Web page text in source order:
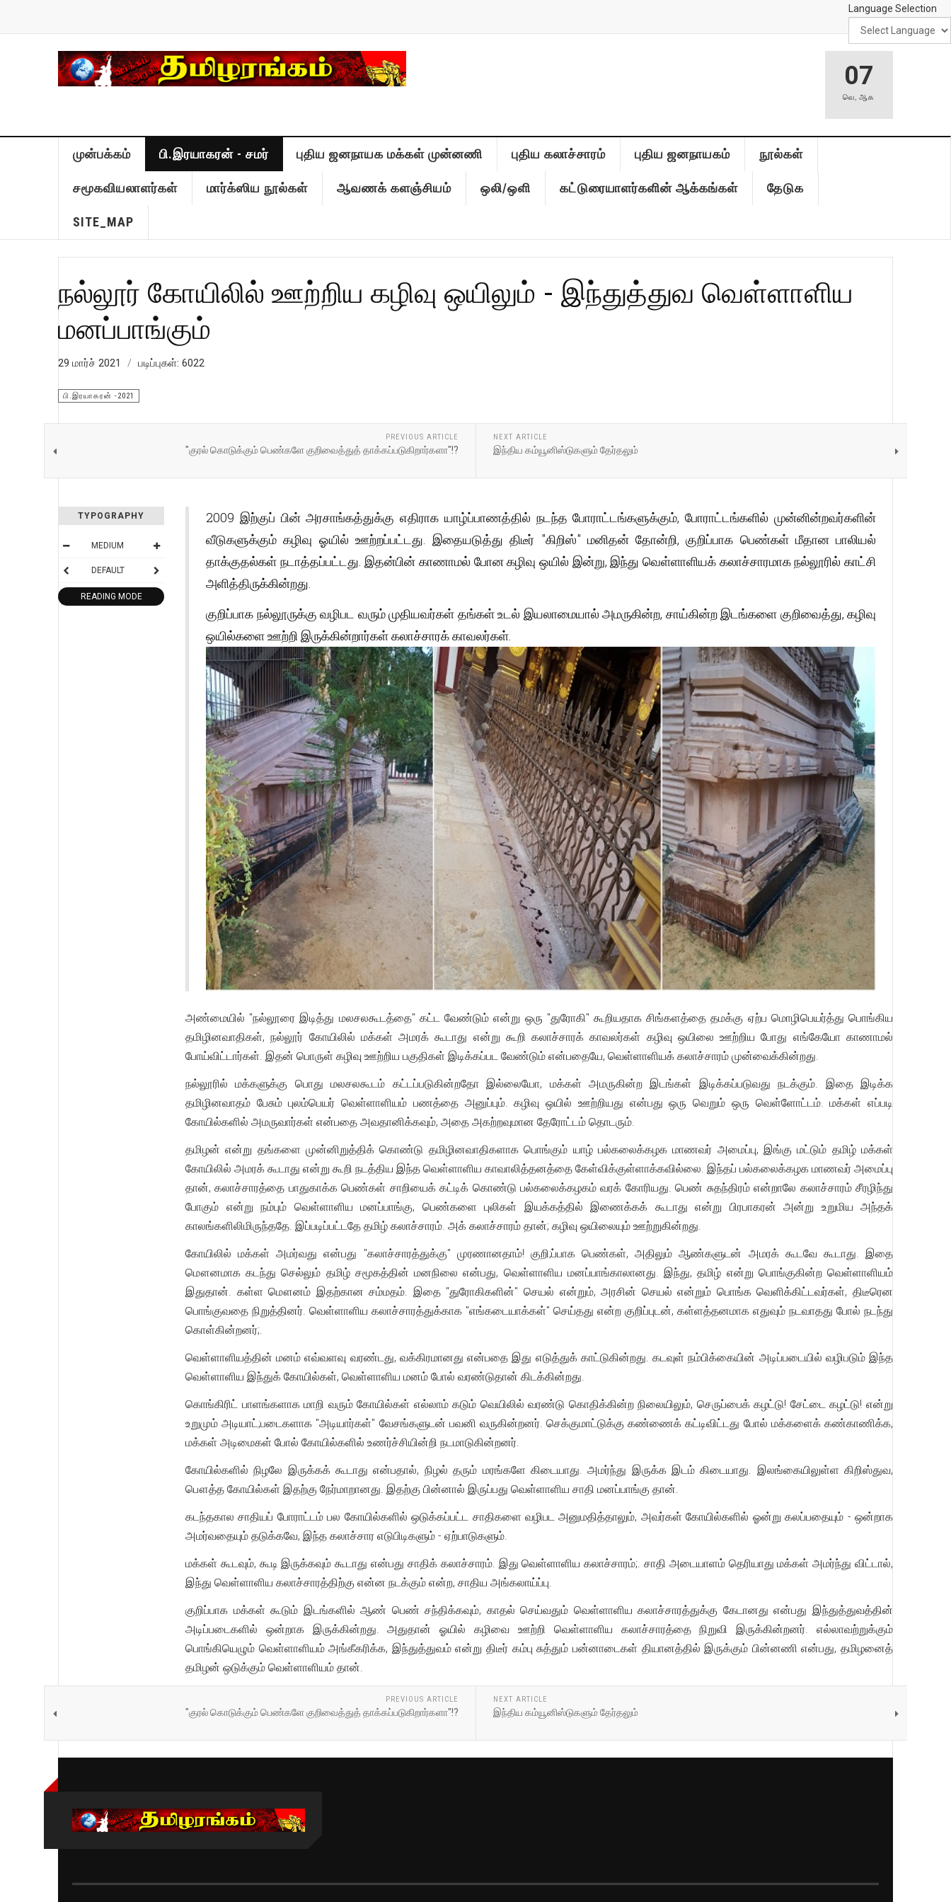
Language Selection
07
வெ,ஆக
முன்பக்கம் பி.இரயாகரன் - சமர் புதிய ஜனநாயக மக்கள் முன்னணி புதிய கலாச்சாரம் புதிய ஜனநாயகம் நூல்கள்
சமூகவியலாளர்கள் மார்க்ஸிய நூல்கள் ஆவணக் களஞ்சியம் ஒலி/ஒளி கட்டுரையாளர்களின் ஆக்கங்கள் தேடுக
SITE_MAP
நல்லூர் கோயிலில் ஊற்றிய கழிவு ஒயிலும் - இந்துத்துவ வெள்ளாளிய
மனப்பாங்கும்
29 மார்ச் 2021 படிப்புகள்: 6022
பி.இரயாகரன் -2021
PREVIOUS ARTICLE
"குரல் கொடுக்கும் பெண்களே குறிவைத்துத் தாக்கப்படுகிறார்களா"!?
NEXT ARTICLE
இந்திய கம்யூனிஸ்டுகளும் தேர்தலும்
TYPOGRAPHY
MEDIUM
DEFAULT
READING MODE
2009 இற்குப் பின் அரசாங்கத்துக்கு எதிராக யாழ்ப்பாணத்தில் நடந்த போராட்டங்களுக்கும், போராட்டங்களில் முன்னின்றவர்களின்
வீடுகளுக்கும் கழிவு ஓயில் ஊற்றப்பட்டது. இதையடுத்து திடீர் "கிறிஸ்" மனிதன் தோன்றி, குறிப்பாக பெண்கள் மீதான பாலியல்
தாக்குதல்கள் நடாத்தப்பட்டது. இதன்பின் காணாமல் போன கழிவு ஒயில் இன்று, இந்து வெள்ளாளியக் கலாச்சாரமாக நல்லூரில் காட்சி
அளித்திருக்கின்றது.
குறிப்பாக நல்லூருக்கு வழிபட வரும் முதியவர்கள் தங்கள் உடல் இயலாமையால் அமருகின்ற, சாய்கின்ற இடங்களை குறிவைத்து, கழிவு
ஒயில்களை ஊற்றி இருக்கின்றார்கள் கலாச்சாரக் காவலர்கள்.
அண்மையில் "நல்லூரை இடித்து மலசலகூடத்தை" கட்ட வேண்டும் என்று ஒரு "துரோகி" கூறியதாக சிங்களத்தை தமக்கு ஏற்ப மொழிபெயர்த்து பொங்கிய
தமிழினவாதிகள், நல்லூர் கோயிலில் மக்கள் அமரக் கூடாது என்று கூறி கலாச்சாரக் காவலர்கள் கழிவு ஒயிலை ஊற்றிய போது எங்கேயோ காணாமல்
போய்விட்டார்கள். இதன் பொருள் கழிவு ஊற்றிய பகுதிகள் இடிக்கப்பட வேண்டும் என்பதையே, வெள்ளாளியக் கலாச்சாரம் முன்வைக்கின்றது.
நல்லூரில் மக்களுக்கு பொது மலசலகூடம் கட்டப்படுகின்றதோ இல்லையோ, மக்கள் அமருகின்ற இடங்கள் இடிக்கப்படுவது நடக்கும். இதை இடிக்க
தமிழினவாதம் பேசும் புலம்பெயர் வெள்ளாளியம் பணத்தை அனுப்பும். கழிவு ஒயில் ஊற்றியது என்பது ஒரு வெறும் ஒரு வெள்ளோட்டம். மக்கள் எப்படி
கோயில்களில் அமருவார்கள் என்பதை அவதானிக்கவும், அதை அகற்றவுமான தேரோட்டம் தொடரும்.
தமிழன் என்று தங்களை முன்னிறுத்திக் கொண்டு தமிழினவாதிகளாக பொங்கும் யாழ் பல்கலைக்கழக மாணவர் அமைப்பு, இங்கு மட்டும் தமிழ் மக்கள்
கோயிலில் அமரக் கூடாது என்று கூறி நடத்திய இந்த வெள்ளாளிய காவாலித்தனத்தை கேள்விக்குள்ளாக்கவில்லை. இந்தப் பல்கலைக்கழக மாணவர் அமைப்பு
தான், கலாச்சாரத்தை பாதுகாக்க பெண்கள் சாறியைக் கட்டிக் கொண்டு பல்கலைக்கழகம் வரக் கோரியது. பெண் சுதந்திரம் என்றாலே கலாச்சாரம் சீரழிந்து
போகும் என்று நம்பும் வெள்ளாளிய மனப்பாங்கு, பெண்களை புலிகள் இயக்கத்தில் இணைக்கக் கூடாது என்று பிரபாகரன் அன்று உறுமிய அந்தக்
காலங்களிலிமிருந்ததே. இப்படிப்பட்டதே தமிழ் கலாச்சாரம். அக் கலாச்சாரம் தான்; கழிவு ஒயிலையும் ஊற்றுகின்றது.
கோயிலில் மக்கள் அமர்வது என்பது "கலாச்சாரத்துக்கு" முரணானதாம்! குறி;ப்பாக பெண்கள், அதிலும் ஆண்களுடன் அமரக் கூடவே கூடாது. இதை
மௌனமாக கடந்து செல்லும் தமிழ் சமூகத்தின் மனநிலை என்பது, வெள்ளாளிய மனப்பாங்காலானது. இந்து, தமிழ் என்று பொங்குகின்ற வெள்ளாளியம்
இதுதான். கள்ள மௌனம் இதற்கான சம்மதம். இதை "துரோகிகளின்" செயல் என்றும், அரசின் செயல் என்றும் பொங்க வெளிக்கிட்டவர்கள், திடீரென
பொங்குவதை நிறுத்தினர். வெள்ளாளிய கலாச்சாரத்துக்காக "எங்கடையாக்கள்" செய்தது என்ற குறிப்புடன், கள்ளத்தனமாக எதுவும் நடவாதது போல் நடந்து
கொள்கின்றனர்;.
வெள்ளாளியத்தின் மனம் எவ்வளவு வரண்டது, வக்கிரமானது என்பதை இது எடுத்துக் காட்டுகின்றது. கடவுள் நம்பிக்கையின் அடிப்படையில் வழிபடும் இந்த
வெள்ளாளிய இந்துக் கோயில்கள், வெள்ளாளிய மனம் போல் வரண்டுதான் கிடக்கின்றது.
கொங்கிரிட் பாளங்களாக மாறி வரும் கோயில்கள் எல்லாம் கடும் வெயிலில் வரண்டு கொதிக்கின்ற நிலையிலும், செருப்பைக் கழட்டு! சேட்டை கழட்டு! என்று
உறுமும் அடியாட்;படைகளாக "அடியார்கள்" வேசங்களுடன் பவனி வருகின்றனர். செக்குமாட்டுக்கு கண்ணைக் கட்டிவிட்டது போல் மக்களைக் கண்காணிக்க,
மக்கள் அடிமைகள் போல் கோயில்களில் உணர்ச்சியின்றி நடமாடுகின்றனர்.
கோயில்களில் நிழலே இருக்கக் கூடாது என்பதால், நிழல் தரும் மரங்களே கிடையாது. அமர்ந்து இருக்க இடம் கிடையாது. இலங்கையிலுள்ள கிறிஸ்துவ,
பௌத்த கோயில்கள் இதற்கு நேர்மாறானது. இதற்கு பின்னால் இருப்பது வெள்ளாளிய சாதி மனப்பாங்கு தான்.
கடந்தகால சாதியப் போராட்டம் பல கோயில்களில் ஒடுக்கப்பட்ட சாதிகளை வழிபட அனுமதித்தாலும், அவர்கள் கோயில்களில் ஓன்று கலப்பதையும் - ஒன்றாக
அமர்வதையும் தடுக்கவே, இந்த கலாச்சார எடுபிடிகளும் - ஏற்பாடுகளும்.
மக்கள் கூடவும், கூடி இருக்கவும் கூடாது என்பது சாதிக் கலாச்சாரம். இது வெள்ளாளிய கலாச்சாரம்;. சாதி அடையாளம் தெரியாது மக்கள் அமர்ந்து விட்டால்,
இந்து வெள்ளாளிய கலாச்சாரத்திற்கு என்ன நடக்கும் என்ற, சாதிய அங்கலாய்ப்பு.
குறிப்பாக மக்கள் கூடும் இடங்களில் ஆண் பெண் சந்திக்கவும், காதல் செய்வதும் வெள்ளாளிய கலாச்சாரத்துக்கு கேடானது என்பது இந்துத்துவத்தின்
அடிப்படைகளில் ஒன்றாக இருக்கின்றது. அதுதான் ஓயில் கழிவை ஊற்றி வெள்ளாளிய கலாச்சாரத்தை நிறுவி இருக்கின்றனர். எல்லாவற்றுக்கும்
பொங்கியெழும் வெள்ளாளியம் அங்கீகரிக்க, இந்துத்துவம் என்று திடீர் கம்பு சுத்தும் பன்னாடைகள் தியானத்தில் இருக்கும் பின்னணி என்பது, தமிழனைத்
தமிழன் ஒடுக்கும் வெள்ளாளியம் தான்.
PREVIOUS ARTICLE
"குரல் கொடுக்கும் பெண்களே குறிவைத்துத் தாக்கப்படுகிறார்களா"!?
NEXT ARTICLE
இந்திய கம்யூனிஸ்டுகளும் தேர்தலும்